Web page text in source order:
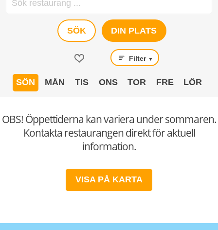
SÖK DIN PLATS
Filter ▼
SÖN MÅN TIS ONS TOR FRE LÖR
OBS! Öppettiderna kan variera under sommaren.
Kontakta restaurangen direkt för aktuell
information.
VISA PÅ KARTA